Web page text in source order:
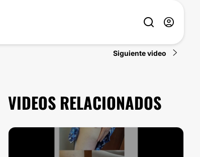
Siguiente video
VIDEOS RELACIONADOS